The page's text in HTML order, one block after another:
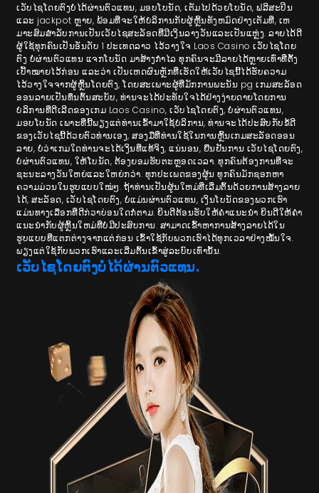
ເວັບໄຊໂດຍຕົງບໍ່ໄດ້ຜ່ານຕົວແທນ, ມອບໂບນັດ, ເຕັມໄປດ້ວຍໂບນັດ, ຟລີສະປິນ
ແລະ jackpot ຫຼາຍ, ພ້ອມທີ່ຈະໃຫ້ບໍລິການກັບຜູ້ຫຼິ້ນທັງຫມົດຢ່າງເຕັມທີ່, ເຫ
ມາະສົມສໍາລັບການເປັນເວັບໄຊສະລັອດທີ່ມີເງິນລາງວັນແລະເປັນແຫຼ່ງ. ລາຍໄດ້ດີ
ຜູ້ໃຊ້ທຸກຄົນເປັນອັນດັບ 1 ປະເທດລາວ ໄວ້ວາງໃຈ Laos Casino ເວັບໄຊໂດຍ
ຕົງ ບໍ່ຜ່ານຕົວແທນ ແຈກໂບນັດ ມາສ້າງກຳໄລ ທຸກຄົນຈະມີລາຍໄດ້ຫຼາຍເທົ່າທີ່ຕັ້ງ
ເປົ້າໝາຍໄວ້ກ່ອນ ແລະວ່າ ເປັນເຫດຜົນຫຼັກທີ່ເຮັດໃຫ້ເວັບໄຊນີ້ໄດ້ຮັບຄວາມ
ໄວ້ວາງໃຈຈາກຜູ້ຫຼິ້ນໂດຍຕົງ, ໂດຍສະເພາະຜູ້ທີ່ມັກການພະນັນ pg ເກມສະລັອດ
ອອນລາຍເປັນທຶນຕົ້ນສະບັບ, ທ່ານຈະໄດ້ປະທັບໃຈໄດ້ຢ່າງງ່າຍດາຍໂດຍການ
ບໍລິການທີ່ດີເລີດຂອງເກມ Laos Casino, ເວັບໄຊໂດຍຕົງ, ບໍ່ຜ່ານຕົວແທນ,
ມອບໂບນັດ ເພາະທີ່ນີ້ພຽງແຕ່ທ່ານເຂົ້າມາໃຊ້ບໍລິການ, ທ່ານຈະໄດ້ປະສົບກັບຂໍ້ດີ
ຂອງເວັບໄຊນີ້ດ້ວຍຕົວທ່ານເອງ, ສອງມືທີ່ທ່ານໃຊ້ໃນການຫຼິ້ນເກມສະລັອດອອນ
ລາຍ, ບໍ່ວ່າເກມໃດທ່ານຈະໄດ້ເງິນທີ່ແທ້ຈິງ, ແນ່ນອນ, ຢືນຢັນການ ເວັບໄຊໂດຍຕົງ,
ບໍ່ຜ່ານຕົວແທນ, ໃຫ້ໂບນັດ, ຕ້ອງຍອມຮັບຕະຫຼອດເວລາ. ທຸກຄົນຕ້ອງການທີ່ຈະ
ຊະນະລາງວັນໃຫຍ່ແລະໃຫຍ່ກວ່າ. ທຸກ​ປະ​ເພດ​ຂອງ​ຜູ້ນ​ ທຸກຄົນມັກຊອກຫາ
ຄວາມມ່ວນໃນຮູບແບບໃໝ່ໆ. ຖ້າທ່ານເປັນຜູ້ນໃຫມ່ທີ່ເລີ່ມຕົ້ນດ້ວຍການສ້າງລາຍ
ໄດ້, ສະລັອດ, ເວັບໄຊໂດຍຕົງ, ບໍ່ແມ່ນຜ່ານຕົວແທນ, ເງິນໂບນັດຂອງພວກເຮົາ
ແມ່ນທາງເລືອກທີ່ດີກ່ວາບ່ອນໃດກໍ່ຕາມ. ຍິນ​ດີ​ຕ້ອນ​ຮັບ​ໃຫ້​ຄໍາ​ແນະ​ນໍາ​ ຍິນດີໃຫ້ຄໍາ
ແນະນໍາກັບຜູ້ຫຼິ້ນໃຫມ່ທີ່ບໍ່ມີປະສົບການ. ສາມາດເຂົ້າຫາການສ້າງລາຍໄດ້ໃນ
ຮູບແບບທີ່ແຕກຕ່າງຈາກແຕ່ກ່ອນ ເຂົ້າໃຊ້ກັບພວກເຮົາໄດ້ທຸກເວລາຢ່າງໝັ້ນໃຈ.
ພຽງແຕ່ໃຊ້ກັບພວກເຮົາແລະເລີ່ມຕົ້ນເຂົ້າສູ່ລະບົບເທົ່ານັ້ນ.
ເວັບໄຊໂດຍຕົງບໍ່ໄດ້ຜ່ານຕົວແທນ.